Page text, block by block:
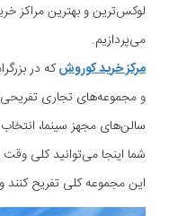
لوکس‌ترین و بهترین مراکز
می‌پردازیم.
مرکز خرید کوروشکه در
و مجموعه‌های تجاری تفریحی
سالن‌های مجهز سینما،
شما اینجا می‌توانید کلی
این مجموعه کلی تفریح کنند